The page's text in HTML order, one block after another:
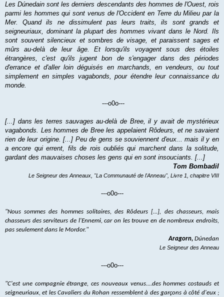
Les Dúnedain sont les derniers descendants des hommes de l'Ouest, rois
parmi les hommes qui sont venus de l'Occident en Terre du Milieu par la
Mer. Quand ils ne dissimulent pas leurs traits, ils sont grands et
seigneuriaux, dominant la plupart des hommes vivant dans le Nord. Ils
sont souvent silencieux et sombres de visage, et paraissent sages et
mûrs au-delà de leur âge. Et lorsqu'ils voyagent sous des étoiles
étrangères, c'est qu'ils jugent bon de s'engager dans des périodes
d'errance et d'aller loin déguisés en marchands, en vendeurs, ou tout
simplement en simples vagabonds, pour étendre leur connaissance du
monde.
---o0o---
[...] dans les terres sauvages au-delà de Bree, il y avait de mystérieux
vagabonds. Les hommes de Bree les appelaient Rôdeurs, et ne savaient
rien de leur origine. [...] Peu de gens se souviennent d'eux... mais il y en
a encore qui errent, fils de rois oubliés qui marchent dans la solitude,
gardant des mauvaises choses les gens qui en sont insouciants. [...]
Tom Bombadil
Le Seigneur des Anneaux, "La Communauté de l'Anneau", Livre 1, chapitre VIII
---o0o---
"Nous sommes des hommes solitaires, des Rôdeurs [...], des chasseurs, mais
chasseurs des serviteurs de l'Ennemi, car on les trouve en de nombreux endroits,
pas seulement dans le Mordor."
Aragorn, Dúnedan
Le Seigneur des Anneau
---o0o---
"C'est une compagnie étrange, ces nouveaux venus....des hommes costauds et
seigneuriaux, et les Cavaliers du Rohan ressemblent à des garçons à côté d'eux ;